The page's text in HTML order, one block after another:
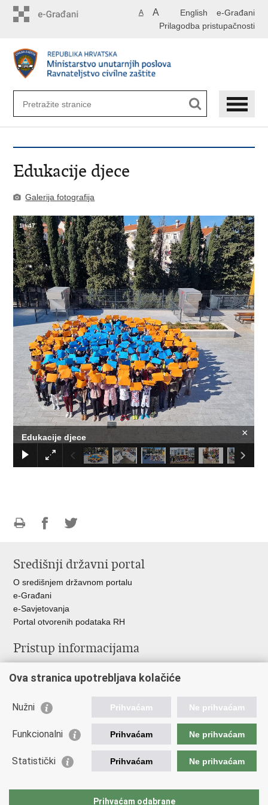
English e-Građani
A A
Prilagodba pristupačnosti
Edukacije djece
Galerija fotografija
Edukacije djece ×
1/47
FacebookuTwitteru
Središnji državni portal
O središnjem državnom portalu
e-Građani
e-Savjetovanja
Portal otvorenih podataka RH
Pristup informacijama
Savjetovanje
Zapošljavanje
Odnosi s javnošću
Važne poveznice
Ministarstvo unutarnjih poslova
Ova stranica upotrebljava kolačiće
Nužni Prihvaćam Ne prihvaćam
Funkcionalni Prihvaćam Ne prihvaćam
Statistički Prihvaćam Ne prihvaćam
Prihvaćam odabrane